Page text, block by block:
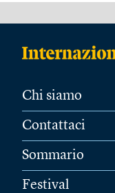
Chi siamo
Contattaci
Sommario
Festival